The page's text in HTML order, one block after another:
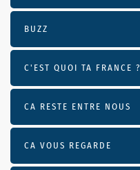
BUZZ
C'EST QUOI TA FRANCE ?
CA RESTE ENTRE NOUS
CA VOUS REGARDE